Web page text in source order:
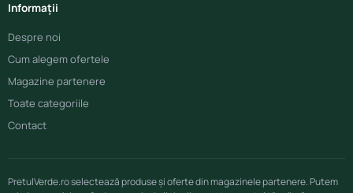
Informații
Despre noi
Cum alegem ofertele
Magazine partenere
Toate categoriile
Contact
PretulVerde.ro selectează produse și oferte din magazinele partenere. Putem